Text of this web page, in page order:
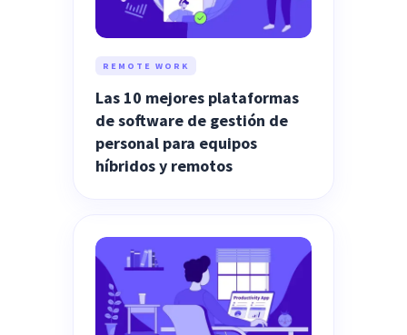
REMOTE WORK
Las 10 mejores plataformas
de software de gestión de
personal para equipos
híbridos y remotos